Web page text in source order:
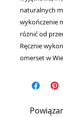
naturalnych
wykończenie
różnić od
Ręcznie
omerset w